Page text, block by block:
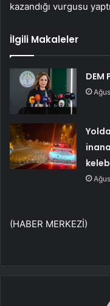
kazandığı vurgusu
İlgili Makaleler
DEM
(HABER MERKEZİ)